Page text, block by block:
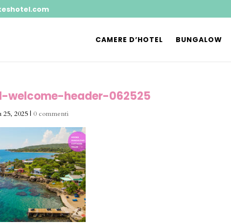
CAMERE D’HOTEL BUNGALOW
welcome-header-062525
25, 2025 |0 commenti